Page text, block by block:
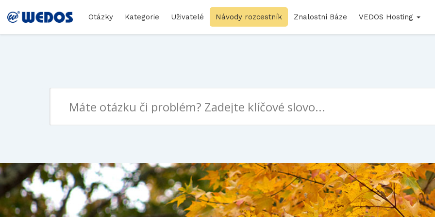
Otázky Kategorie Uživatelé Návody rozcestník Znalostní Báze VEDOS Hosting